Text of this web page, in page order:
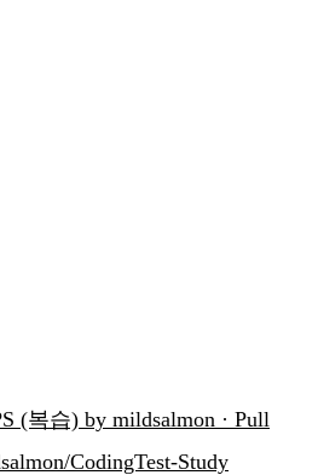
(복습) by mildsalmon · Pull
CodingTest-Study